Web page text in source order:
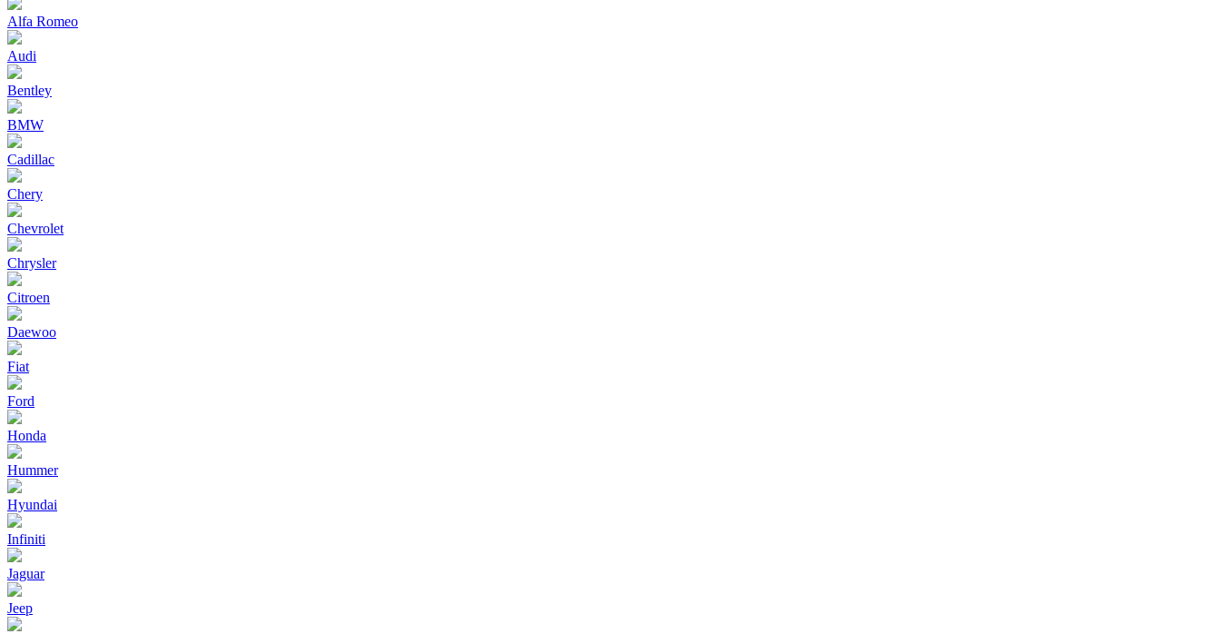
Alfa Romeo
Audi
Bentley
BMW
Cadillac
Chery
Chevrolet
Chrysler
Citroen
Daewoo
Fiat
Ford
Honda
Hummer
Hyundai
Infiniti
Jaguar
Jeep